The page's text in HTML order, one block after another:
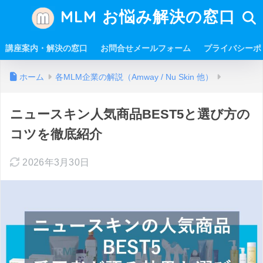
MLM お悩み解決の窓口
講座案内・解決の窓口 お問合せメールフォーム プライバシー
ホーム 各MLM企業の解説（Amway / Nu Skin 他）
ニュースキン人気商品BEST5と選び方の
コツを徹底紹介
2026年3月30日